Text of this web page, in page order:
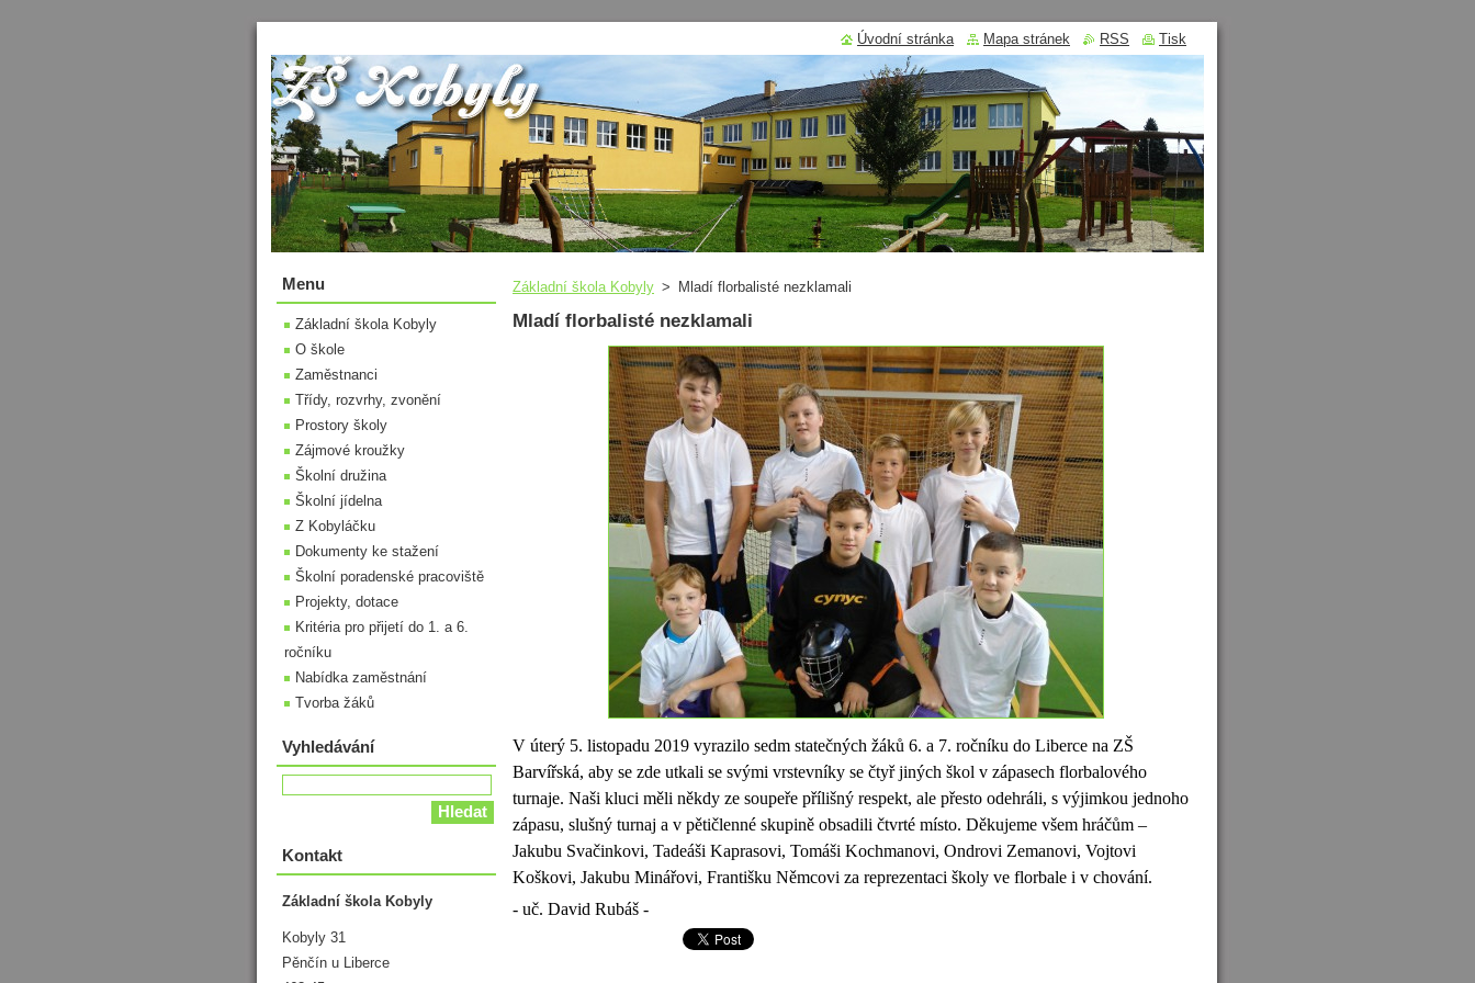
Základní škola Kobyly > Mladí florbalisté nezklamali
Mladí florbalisté nezklamali
V úterý 5. listopadu 2019 vyrazilo sedm statečných žáků 6. a 7. ročníku do Liberce na ZŠ
Barvířská, aby se zde utkali se svými vrstevníky se čtyř jiných škol v zápasech florbalového
turnaje. Naši kluci měli někdy ze soupeře přílišný respekt, ale přesto odehráli, s výjimkou jednoho
zápasu, slušný turnaj a v pětičlenné skupině obsadili čtvrté místo. Děkujeme všem hráčům –
Jakubu Svačinkovi, Tadeáši Kaprasovi, Tomáši Kochmanovi, Ondrovi Zemanovi, Vojtovi
Koškovi, Jakubu Minářovi, Františku Němcovi za reprezentaci školy ve florbale i v chování.
- uč. David Rubáš -
Menu
Základní škola Kobyly
O škole
Zaměstnanci
Třídy, rozvrhy, zvonění
Prostory školy
Zájmové kroužky
Školní družina
Školní jídelna
Z Kobyláčku
Dokumenty ke stažení
Školní poradenské pracoviště
Projekty, dotace
Kritéria pro přijetí do 1. a 6.
ročníku
Nabídka zaměstnání
Tvorba žáků
Vyhledávání
Kontakt
Základní škola Kobyly
Kobyly 31
Pěnčín u Liberce
Úvodní stránka Mapa stránek RSS Tisk